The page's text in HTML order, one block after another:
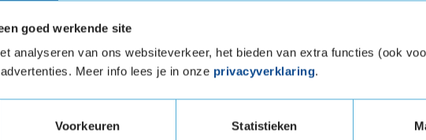
goed werkende site
analyseren van ons websiteverkeer, het bieden van extra functies (ook
Meer info lees je in onze privacyverklaring.
Voorkeuren Statistieken
wegdek
waardoor het risico op
brandstofefficiëntie
Load (verstevigde band)
die banden met een hoger